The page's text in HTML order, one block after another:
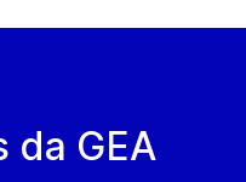
da GEA